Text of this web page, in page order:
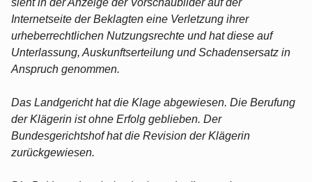
sieht in der Anzeige der Vorschaubilder auf der
Internetseite der Beklagten eine Verletzung ihrer
urheberrechtlichen Nutzungsrechte und hat diese auf
Unterlassung, Auskunftserteilung und Schadensersatz in
Anspruch genommen.
Das Landgericht hat die Klage abgewiesen. Die Berufung
der Klägerin ist ohne Erfolg geblieben. Der
Bundesgerichtshof hat die Revision der Klägerin
zurückgewiesen.